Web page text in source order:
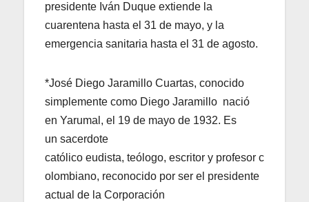
presidente Iván Duque extiende la
cuarentena hasta el 31 de mayo, y la
emergencia sanitaria hasta el 31 de agosto.
*José Diego Jaramillo Cuartas, conocido
simplemente como Diego Jaramillo nació
en Yarumal, el 19 de mayo de 1932. Es
un sacerdote
católico eudista, teólogo, escritor y profesor c
olombiano, reconocido por ser el presidente
actual de la Corporación